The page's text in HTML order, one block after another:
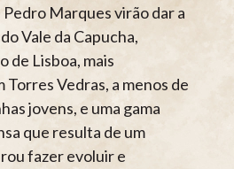
Marques virão dar a
Vale da Capucha,
de Lisboa, mais
Vedras, a menos de
jovens, e uma gama
que resulta de um
fazer evoluir e